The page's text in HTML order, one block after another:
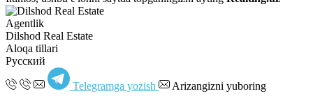
Agentlik
Dilshod Real Estate
Aloqa tillari
Русский
Telegramga yozish Arizangizni yuboring